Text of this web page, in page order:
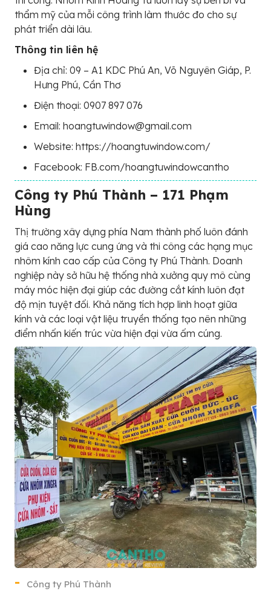
thẩm mỹ của mỗi công trình làm thước đo cho sự
phát triển dài lâu.
Thông tin liên hệ
Địa chỉ: 09 – A1 KDC Phú An, Võ Nguyên Giáp, P.
Hưng Phú, Cần Thơ
Điện thoại: 0907 897 076
Email: hoangtuwindow@gmail.com
Website: https://hoangtuwindow.com/
Facebook: FB.com/hoangtuwindowcantho
Công ty Phú Thành – 171 Phạm
Hùng
Thị trường xây dựng phía Nam thành phố luôn đánh
giá cao năng lực cung ứng và thi công các hạng mục
nhôm kính cao cấp của Công ty Phú Thành. Doanh
nghiệp này sở hữu hệ thống nhà xưởng quy mô cùng
máy móc hiện đại giúp các đường cắt kính luôn đạt
độ mịn tuyệt đối. Khả năng tích hợp linh hoạt giữa
kính và các loại vật liệu truyền thống tạo nên những
điểm nhấn kiến trúc vừa hiện đại vừa ấm cúng.
Công ty Phú Thành